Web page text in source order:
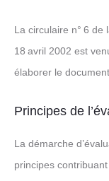
La circulaire n° 6 de
18 avril 2002 est
élaborer le
Principes de
La démarche
principes